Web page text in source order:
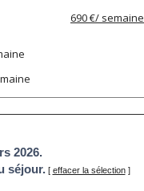
690 €/ semaine
2026.
séjour. [ effacer la sélection]